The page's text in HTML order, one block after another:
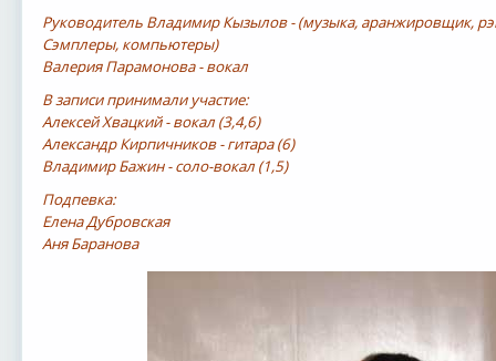
Руководитель Владимир Кызылов - (музыка, аранжировщик,
Сэмплеры, компьютеры)
Валерия Парамонова - вокал
В записи принимали участие:
Алексей Хвацкий - вокал (3,4,6)
Александр Кирпичников - гитара (6)
Владимир Бажин - соло-вокал (1,5)
Подпевка:
Елена Дубровская
Аня Баранова